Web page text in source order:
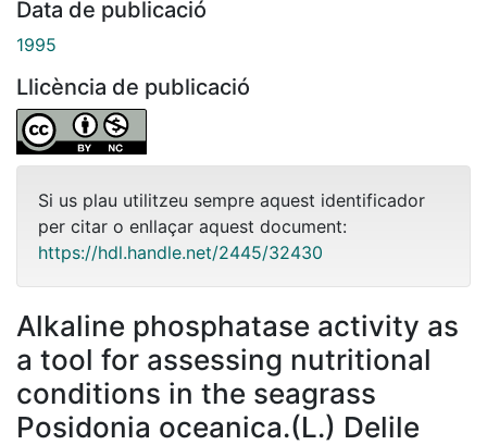
Data de publicació
1995
Llicència de publicació
Si us plau utilitzeu sempre aquest identificador
per citar o enllaçar aquest document:
https://hdl.handle.net/2445/32430
Alkaline phosphatase activity as
a tool for assessing nutritional
conditions in the seagrass
Posidonia oceanica.(L.) Delile